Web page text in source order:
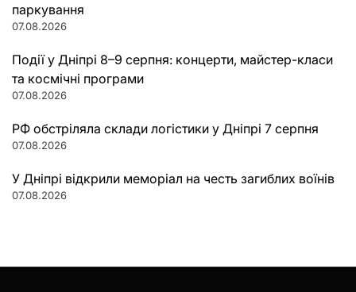
паркування
07.08.2026
Події у Дніпрі 8–9 серпня: концерти, майстер-класи
та космічні програми
07.08.2026
РФ обстріляла склади логістики у Дніпрі 7 серпня
07.08.2026
У Дніпрі відкрили меморіал на честь загиблих воїнів
07.08.2026